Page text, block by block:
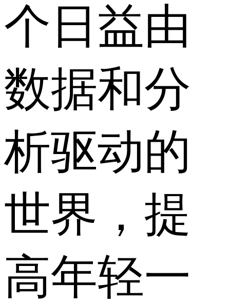
个日益由
数据和分
析驱动的
世界，提
高年轻一